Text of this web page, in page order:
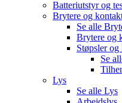
Batteriutstyr og
Brytere og
Se alle
Brytere og
Støpsler
Se
Lys
Se alle Lys